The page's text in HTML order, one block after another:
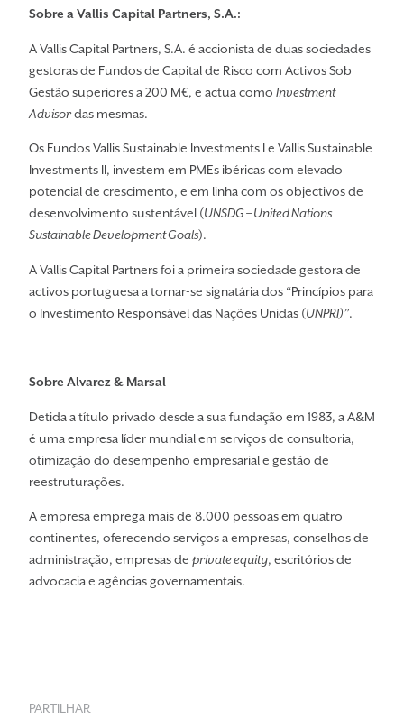
Sobre a Vallis Capital Partners, S.A.:
A Vallis Capital Partners, S.A. é accionista de duas sociedades
gestoras de Fundos de Capital de Risco com Activos Sob
Gestão superiores a 200 M€, e actua como Investment
Advisordas mesmas.
Os Fundos Vallis Sustainable Investments I e Vallis Sustainable
Investments II, investem em PMEs ibéricas com elevado
potencial de crescimento, e em linha com os objectivos de
desenvolvimento sustentável (UNSDG – United Nations
Sustainable Development Goals).
A Vallis Capital Partners foi a primeira sociedade gestora de
activos portuguesa a tornar-se signatária dos “Princípios para
o Investimento Responsável das Nações Unidas (UNPRI)”.
Sobre Alvarez & Marsal
Detida a título privado desde a sua fundação em 1983, a A&M
é uma empresa líder mundial em serviços de consultoria,
otimização do desempenho empresarial e gestão de
reestruturações.
A empresa emprega mais de 8.000 pessoas em quatro
continentes, oferecendo serviços a empresas, conselhos de
administração, empresas de private equity, escritórios de
advocacia e agências governamentais.
PARTILHAR